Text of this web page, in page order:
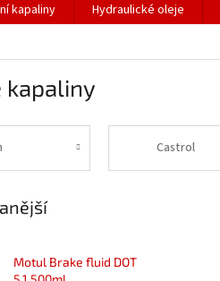
kapaliny Hydraulické oleje
kapaliny
Castrol
Motul Brake fluid DOT